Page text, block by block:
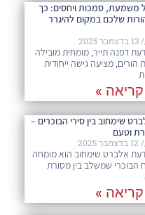
משמעת, סמכות ויחסים: כך
שלכם במקום להיגרר
דפנה תייר, מומחית מובילה
מציעה גישה ייחודית
»
שימחוב בין סירי הבוכרים –
וטעם
אלברט שימחוב הוא מומחה
הבוכרי שמשלב בין מסורת
»